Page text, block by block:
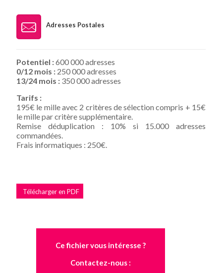
Adresses Postales
Potentiel :600 000 adresses
0/12 mois : 250 000 adresses
13/24 mois : 350 000 adresses
Tarifs :
195€ le mille avec 2 critères de sélection compris + 15€
le mille par critère supplémentaire.
Remise déduplication : 10% si 15.000 adresses
commandées.
Frais informatiques : 250€.
Télécharger en PDF
Ce fichier vous intéresse ?
Contactez-nous :